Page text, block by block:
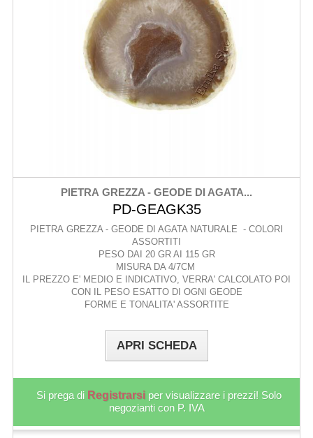
PIETRA GREZZA - GEODE DI AGATA...
PD-GEAGK35
PIETRA GREZZA - GEODE DI AGATA NATURALE - COLORI
ASSORTITI
PESO DAI 20 GR AI 115 GR
MISURA DA 4/7CM
IL PREZZO E' MEDIO E INDICATIVO, VERRA' CALCOLATO POI
CON IL PESO ESATTO DI OGNI GEODE
FORME E TONALITA' ASSORTITE
APRI SCHEDA
Si prega di Registrarsi per visualizzare i prezzi! Solo
negozianti con P. IVA